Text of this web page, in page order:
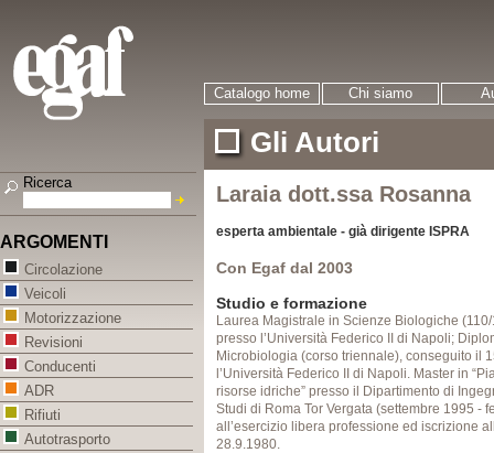
Catalogo home Chi siamo
Gli Autori
Laraia dott.ssa Rosanna
esperta ambientale - già dirigente ISPRA
Con Egaf dal 2003
Studio e formazione
Laurea Magistrale in Scienze Biologiche
presso l’Università Federico II di Napoli;
Microbiologia (corso triennale), conseguito il
l’Università Federico II di Napoli. Master in
risorse idriche” presso il Dipartimento di
Studi di Roma Tor Vergata (settembre 1995 -
all’esercizio libera professione ed iscrizione
28.9.1980.
Ricerca
ARGOMENTI
Circolazione
Veicoli
Motorizzazione
Revisioni
Conducenti
ADR
Rifiuti
Autotrasporto